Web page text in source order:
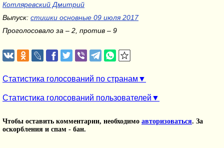
Котляревский Дмитрий
Выпуск: стишки основные 09 июля 2017
Проголосовало за – 2, против – 9
Статистика голосований по странам
Статистика голосований пользователей
Чтобы оставить комментарии, необходимо авторизоваться. За
оскорбления и спам - бан.